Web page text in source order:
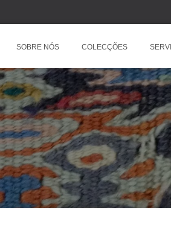
SOBRE NÓS COLECÇÕES